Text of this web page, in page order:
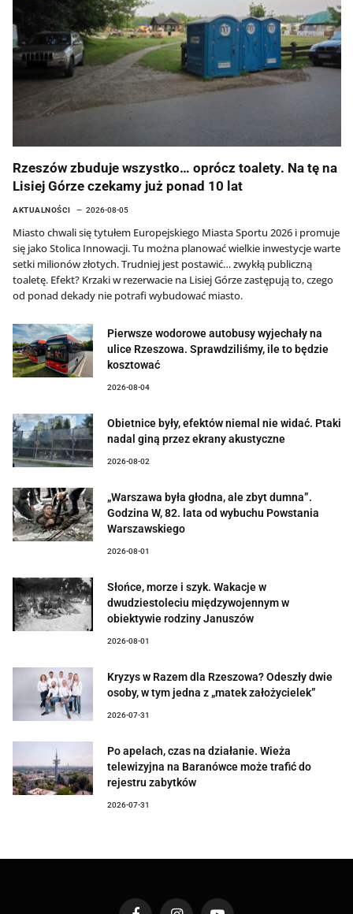
Rzeszów zbuduje wszystko… oprócz toalety. Na tę na
Lisiej Górze czekamy już ponad 10 lat
AKTUALNOŚCI 2026-08-05
Miasto chwali się tytułem Europejskiego Miasta Sportu 2026 i promuje
się jako Stolica Innowacji. Tu można planować wielkie inwestycje warte
setki milionów złotych. Trudniej jest postawić… zwykłą publiczną
toaletę. Efekt? Krzaki w rezerwacie na Lisiej Górze zastępują to, czego
od ponad dekady nie potrafi wybudować miasto.
Pierwsze wodorowe autobusy wyjechały na
ulice Rzeszowa. Sprawdziliśmy, ile to będzie
kosztować
2026-08-04
Obietnice były, efektów niemal nie widać. Ptaki
nadal giną przez ekrany akustyczne
2026-08-02
„Warszawa była głodna, ale zbyt dumna”.
Godzina W, 82. lata od wybuchu Powstania
Warszawskiego
2026-08-01
Słońce, morze i szyk. Wakacje w
dwudziestoleciu międzywojennym w
obiektywie rodziny Januszów
2026-08-01
Kryzys w Razem dla Rzeszowa? Odeszły dwie
osoby, w tym jedna z „matek założycielek”
2026-07-31
Po apelach, czas na działanie. Wieża
telewizyjna na Baranówce może trafić do
rejestru zabytków
2026-07-31